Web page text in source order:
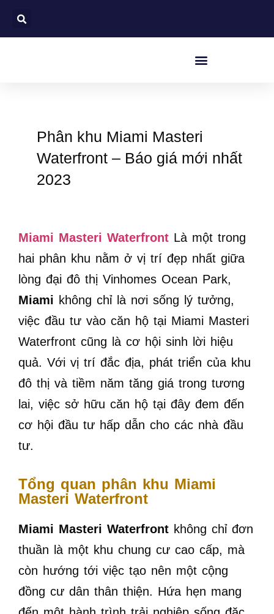
Phân khu Miami Masteri
Waterfront – Báo giá mới nhất
2023
Miami Masteri Waterfront Là một trong
hai phân khu nằm ở vị trí đẹp nhất giữa
lòng đại đô thị Vinhomes Ocean Park,
Miami không chỉ là nơi sống lý tưởng,
việc đầu tư vào căn hộ tại Miami Masteri
Waterfront cũng là cơ hội sinh lời hiệu
quả. Với vị trí đắc địa, phát triển của khu
đô thị và tiềm năm tăng giá trong tương
lai, việc sở hữu căn hộ tại đây đem đến
cơ hội đầu tư hấp dẫn cho các nhà đầu
tư.
Tổng quan phân khu Miami
Masteri Waterfront
Miami Masteri Waterfront không chỉ đơn
thuần là một khu chung cư cao cấp, mà
còn hướng tới việc tạo nên một cộng
đồng cư dân thân thiện. Hứa hẹn mang